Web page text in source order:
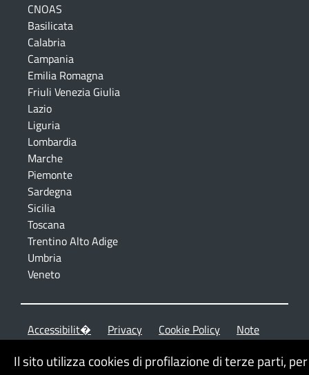
Il sito utilizza cookies di profilazione di terze parti,
CNOAS
Basilicata
Calabria
Campania
Emilia Romagna
Friuli Venezia Giulia
Lazio
Liguria
Lombardia
Marche
Piemonte
Sardegna
Sicilia
Toscana
Trentino Alto Adige
Umbria
Veneto
Accessibilit� Privacy Cookie Policy
Note